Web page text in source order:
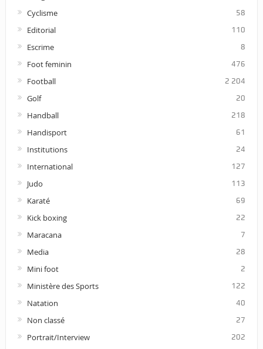
Cyclisme 58
Editorial 110
Escrime 8
Foot feminin 476
Football 2 204
Golf 20
Handball 218
Handisport 61
Institutions 24
International 127
Judo 113
Karaté 69
Kick boxing 22
Maracana 7
Media 28
Mini foot 2
Ministère des Sports 122
Natation 40
Non classé 27
Portrait/Interview 202